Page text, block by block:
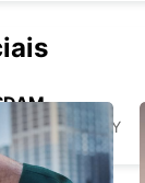
- GERMANY